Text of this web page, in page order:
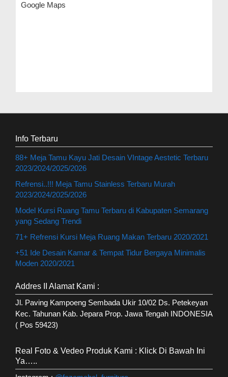
Google Maps
Info Terbaru
88+ Meja Tamu Kayu Jati Desain VIntage Aestetic Terbaru
2023/2024/2025/2026
Refrensi..!!! Meja Tamu Stainless Terbaru Murah
2023/2024/2025/2026
Model Kursi Ruang Tamu Terbaru di Kabupaten Semarang
yang Sedang Trendi
71+ Refrensi Kursi Meja Ruang Makan Terbaru 2020/2021
+51 Ide Desain Kamar & Tempat Tidur Bergaya Minimalis
Moden 2020/2021
Addres II Alamat Kami :
Jl. Paving Kampoeng Sembada Ukir 10/02 Ds. Petekeyan
Kec. Tahunan Kab. Jepara Prop. Jawa Tengah INDONESIA
( Pos 59423)
Real Foto & Vedeo Produk Kami : Klick Di Bawah Ini
Ya…..